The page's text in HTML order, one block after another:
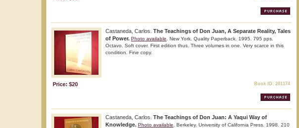
Castaneda, Carlos. The Teachings of Don Juan, A Separate Reality, Tales
of Power. Photo available . New York. Quality Paperback. 1995. 795 pps.
Octavo. Soft cover. First edition thus. Three volumes in one. Very scarce in this
condition. Fine copy.
Price: $20 Book ID: 201174
Castaneda, Carlos. The Teachings of Don Juan: A Yaqui Way of
Knowledge. Photo available . Berkeley. University of California Press. 1998. 210